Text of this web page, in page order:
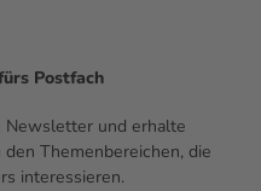
Postfach
Newsletter und erhalte
Themenbereichen, die
interessieren.